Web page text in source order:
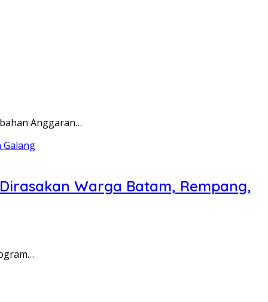
Anggaran…
Warga Batam, Rempang,